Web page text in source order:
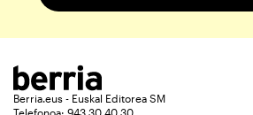
Berria.eus - Euskal Editorea SM
Telefonoa: 943 30 40 30